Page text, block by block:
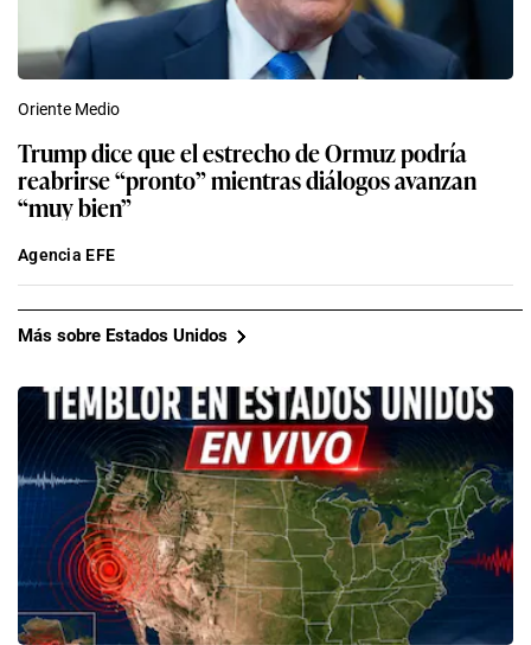
Oriente Medio
Trump dice que el estrecho de Ormuz podría
reabrirse “pronto” mientras diálogos avanzan
“muy bien”
Agencia EFE
Más sobre Estados Unidos